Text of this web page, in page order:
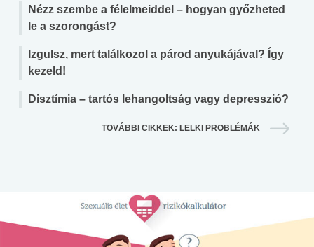
Nézz szembe a félelmeiddel – hogyan győzheted
le a szorongást?
Izgulsz, mert találkozol a párod anyukájával? Így
kezeld!
Disztímia – tartós lehangoltság vagy depresszió?
TOVÁBBI CIKKEK: LELKI PROBLÉMÁK